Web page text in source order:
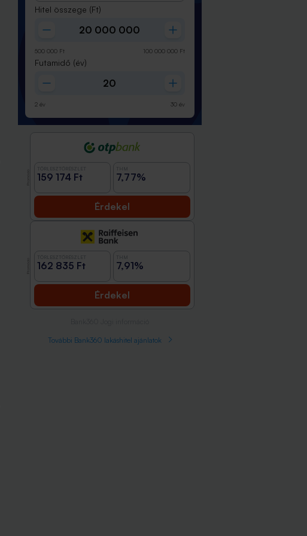
Hitel összege (Ft)
500 000 Ft 100 000 000 Ft
Futamidő (év)
2 év 30 év
159 174 Ft 7,77%
Érdekel
162 835 Ft 7,91%
Érdekel
További Bank360 lakáshitel ajánlatok